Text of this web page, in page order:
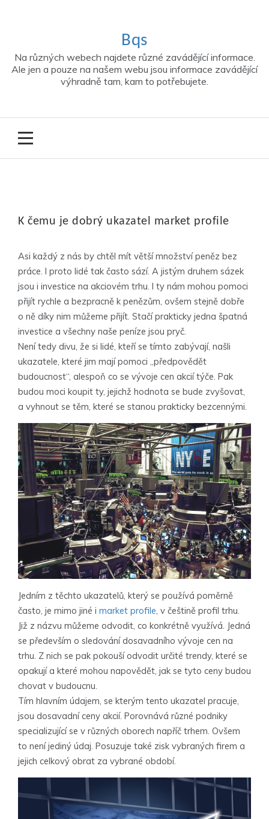
Bqs
Na různých webech najdete různé zavádějící informace.
Ale jen a pouze na našem webu jsou informace zavádějící
výhradně tam, kam to potřebujete.
K čemu je dobrý ukazatel market profile
Asi každý z nás by chtěl mít větší množství peněz bez
práce. I proto lidé tak často sází. A jistým druhem sázek
jsou i investice na akciovém trhu. I ty nám mohou pomoci
přijít rychle a bezpracně k penězům, ovšem stejně dobře
o ně díky nim můžeme přijít. Stačí prakticky jedna špatná
investice a všechny naše peníze jsou pryč.
Není tedy divu, že si lidé, kteří se tímto zabývají, našli
ukazatele, které jim mají pomoci „předpovědět
budoucnost“, alespoň co se vývoje cen akcií týče. Pak
budou moci koupit ty, jejichž hodnota se bude zvyšovat,
a vyhnout se těm, které se stanou prakticky bezcennými.
Jedním z těchto ukazatelů, který se používá poměrně
často, je mimo jiné i market profile, v češtině profil trhu.
Již z názvu můžeme odvodit, co konkrétně využívá. Jedná
se především o sledování dosavadního vývoje cen na
trhu. Z nich se pak pokouší odvodit určité trendy, které se
opakují a které mohou napovědět, jak se tyto ceny budou
chovat v budoucnu.
Tím hlavním údajem, se kterým tento ukazatel pracuje,
jsou dosavadní ceny akcií. Porovnává různé podniky
specializující se v různých oborech napříč trhem. Ovšem
to není jediný údaj. Posuzuje také zisk vybraných firem a
jejich celkový obrat za vybrané období.